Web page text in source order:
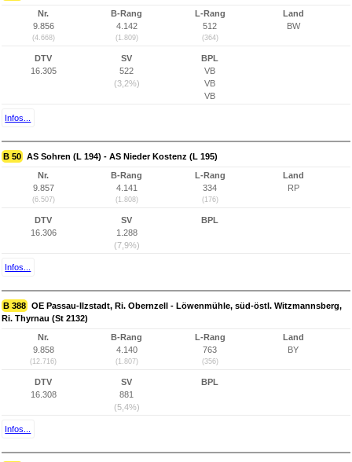
Nr.
9.856
(4.668)
B-Rang
4.142
(1.809)
L-Rang
512
(364)
Land
BW
DTV
16.305
SV
522
(3,2%)
BPL
VB
VB
VB
Infos...
B 50 AS Sohren (L 194) - AS Nieder Kostenz (L 195)
Nr.
9.857
(6.507)
B-Rang
4.141
(1.808)
L-Rang
334
(176)
Land
RP
DTV
16.306
SV
1.288
(7,9%)
BPL
Infos...
B 388 OE Passau-Ilzstadt, Ri. Obernzell - Löwenmühle, süd-östl. Witzmannsberg,
Ri. Thyrnau (St 2132)
Nr.
9.858
(12.716)
B-Rang
4.140
(1.807)
L-Rang
763
(356)
Land
BY
DTV
16.308
SV
881
(5,4%)
BPL
Infos...